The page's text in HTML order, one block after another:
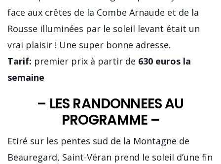
face aux crêtes de la Combe Arnaude et de la
Rousse illuminées par le soleil levant était un
vrai plaisir ! Une super bonne adresse.
Tarif: premier prix à partir de 630 euros la
semaine
– LES RANDONNEES AU
PROGRAMME –
Etiré sur les pentes sud de la Montagne de
Beauregard, Saint-Véran prend le soleil d’une fin